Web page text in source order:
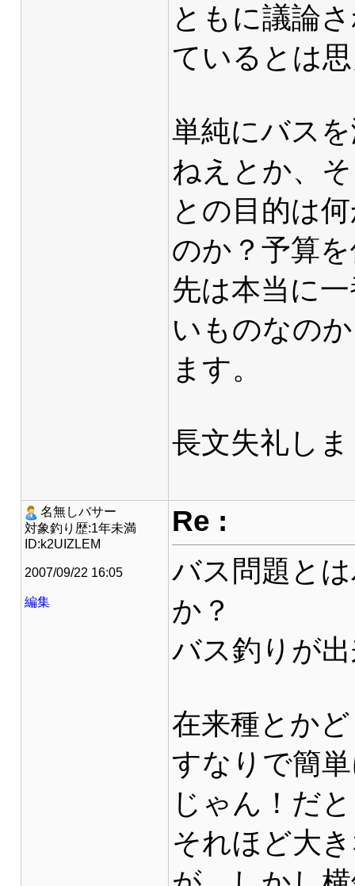
ともに議論
ているとは
単純にバス
ねえとか、
との目的は
のか？予算
先は本当に
いものなの
ます。
長文失礼し
名無しバサー
対象釣り歴:1年未満
ID:k2UIZLEM
2007/09/22 16:05
編集
Re :
バス問題と
か？
バス釣りが
在来種とか
すなりで簡
じゃん！だ
それほど大